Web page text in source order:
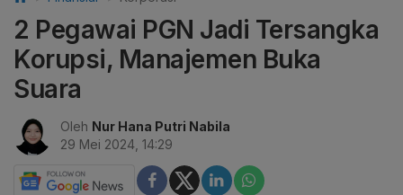
2 Pegawai PGN Jadi Tersangka
Korupsi, Manajemen Buka
Suara
Oleh Nur Hana Putri Nabila
29 Mei 2024, 14:29